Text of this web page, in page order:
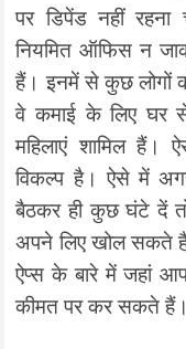
पर डि‍पेंड नहीं
नियमित ऑफिस न
हैं। इनमें से कुछ लोगों
वे कमाई के लिए घर
महि‍लाएं शामि‍ल हैं।
विकल्प है। ऐसे में
बैठकर ही कुछ घंटे दें
अपने लिए खोल सकते
ऐप्‍स के बारे में जहां
कीमत पर कर सकते हैं।